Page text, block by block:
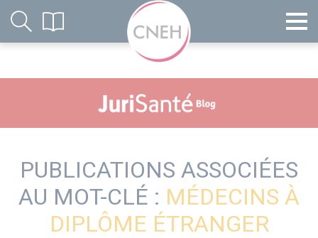
PUBLICATIONS ASSOCIÉES
AU MOT-CLÉ : MÉDECINS À
DIPLÔME ÉTRANGER